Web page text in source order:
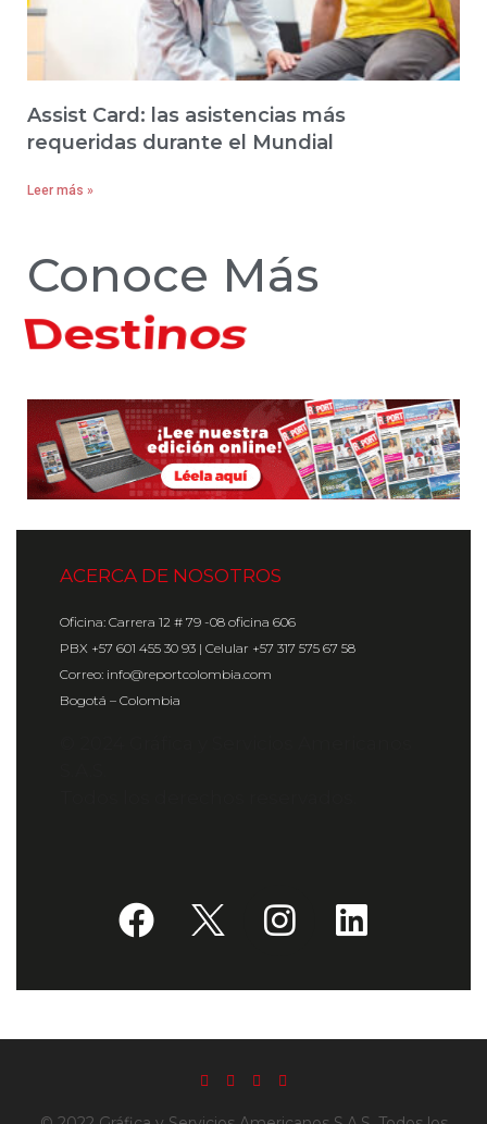
Assist Card: las asistencias más
requeridas durante el Mundial
Leer más »
Conoce Más
Hoteles
ACERCA DE NOSOTROS
Oficina: Carrera 12 # 79 -08 oficina 606
PBX +57 601 455 30 93 | Celular +57 317 575 67 58
Correo: info@reportcolombia.com
Bogotá – Colombia